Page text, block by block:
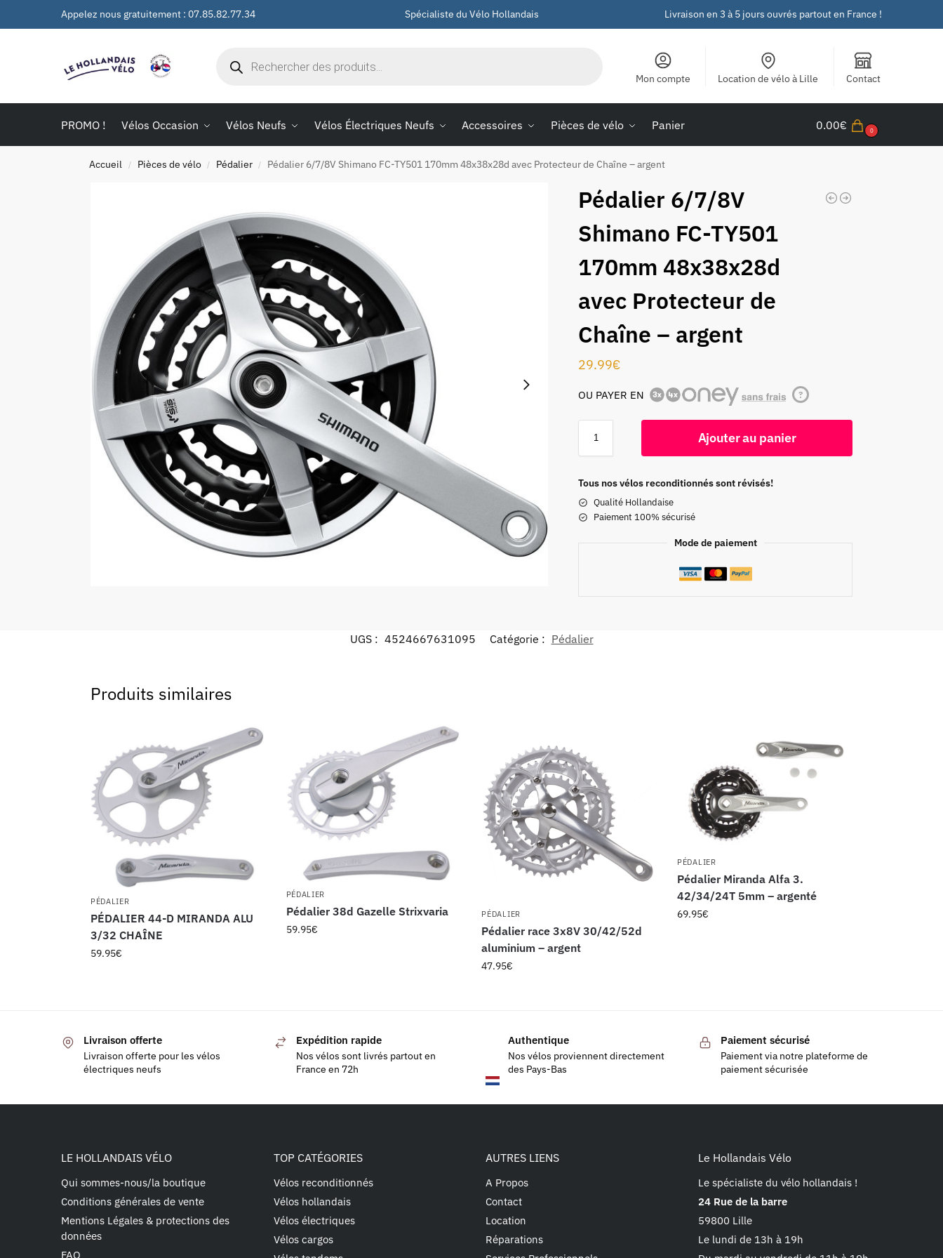
Appelez nous gratuitement : 07.85.82.77.34 Spécialiste du Vélo Hollandais Livraison en 3 à 5 jours ouvrés partout en France !
Mon compte Location de vélo à Lille Contact
PROMO ! Vélos Occasion Vélos Neufs Vélos Électriques Neufs Accessoires Pièces de vélo Panier 0.00€ 0
Accueil / Pièces de vélo / Pédalier / Pédalier 6/7/8V Shimano FC-TY501 170mm 48x38x28d avec Protecteur de Chaîne – argent
Pédalier 6/7/8V
Shimano FC-TY501
170mm 48x38x28d
avec Protecteur de
Chaîne – argent
29.99€
OU PAYER EN ?
Ajouter au panier
Tous nos vélos reconditionnés sont révisés!
Qualité Hollandaise
Paiement 100% sécurisé
Mode de paiement
UGS : 4524667631095 Catégorie : Pédalier
Produits similaires
PÉDALIER
PÉDALIER 44-D MIRANDA ALU
3/32 CHAÎNE
59.95€
PÉDALIER
Pédalier 38d Gazelle Strixvaria
59.95€
PÉDALIER
Pédalier race 3x8V 30/42/52d
aluminium – argent
47.95€
PÉDALIER
Pédalier Miranda Alfa 3.
42/34/24T 5mm – argenté
69.95€
Livraison offerte
Livraison offerte pour les vélos
électriques neufs
Expédition rapide
Nos vélos sont livrés partout en
France en 72h
Authentique
Nos vélos proviennent directement
des Pays-Bas
Paiement sécurisé
Paiement via notre plateforme de
paiement sécurisée
LE HOLLANDAIS VÉLO
Qui sommes-nous/la boutique
Conditions générales de vente
Mentions Légales & protections des
données
FAQ
TOP CATÉGORIES
Vélos reconditionnés
Vélos hollandais
Vélos électriques
Vélos cargos
AUTRES LIENS
A Propos
Contact
Location
Réparations
Le Hollandais Vélo
Le spécialiste du vélo hollandais !
24 Rue de la barre
59800 Lille
Le lundi de 13h à 19h